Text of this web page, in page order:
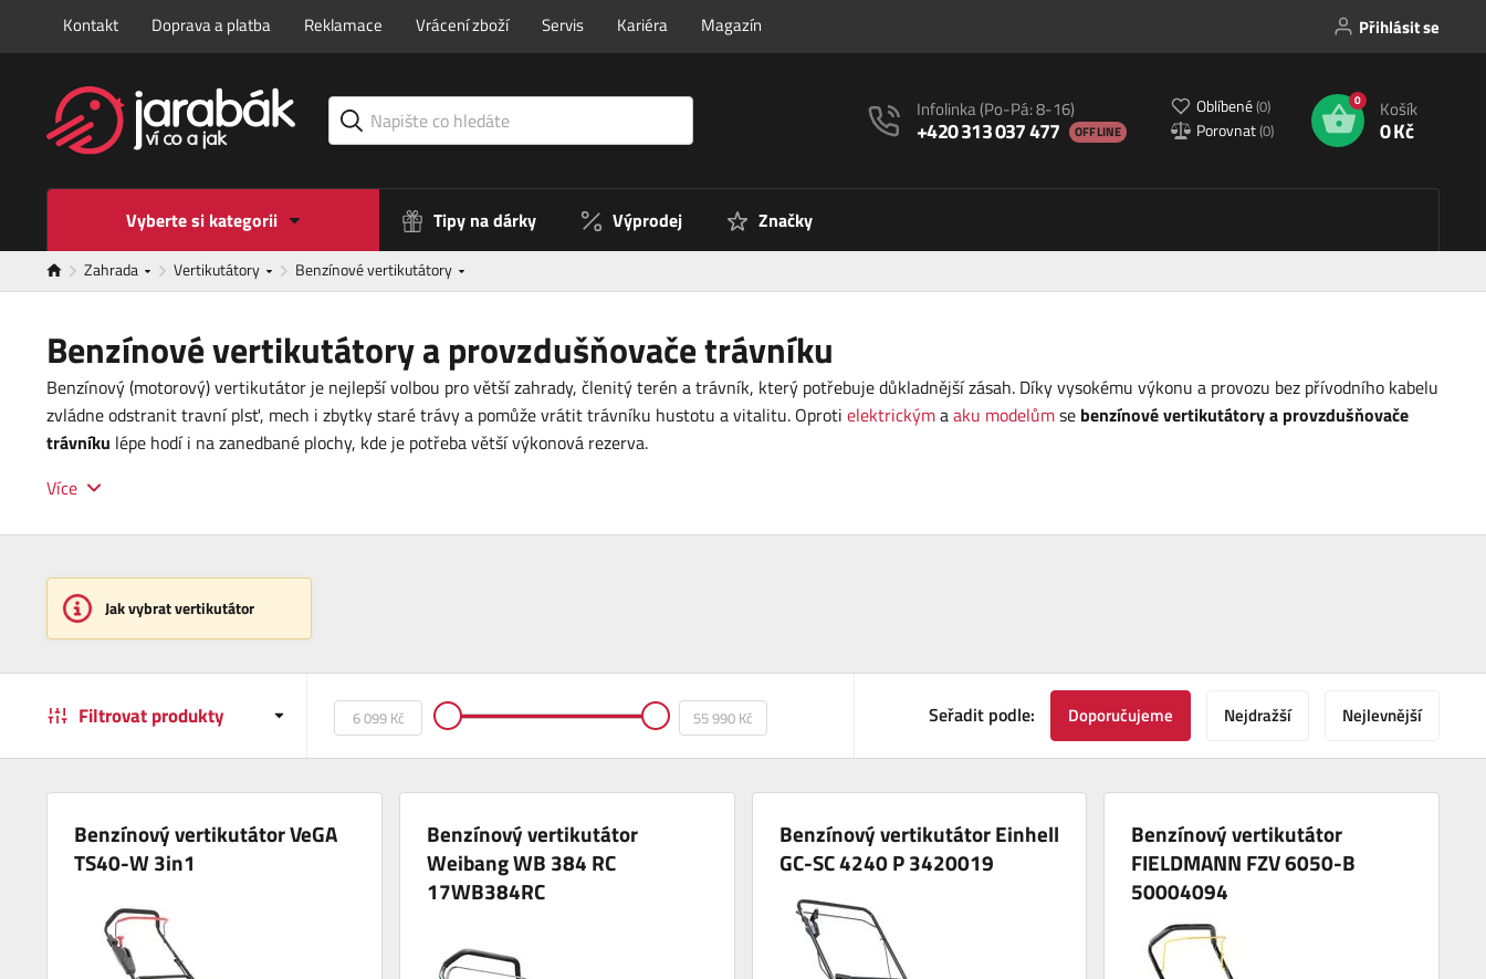
Kontakt Doprava a platba Reklamace Vrácení zboží Servis Kariéra Magazín Přihlásit se
Infolinka(Po-Pá: 8-16)
+420 313 037 477 OFFLINE
Oblíbené(0)
Porovnat(0)
0 Košík
0 Kč
Vyberte si kategorii Tipy na dárky Výprodej Značky
Zahrada Vertikutátory Benzínové vertikutátory
Benzínové vertikutátory a provzdušňovače trávníku
Benzínový (motorový) vertikutátor je nejlepší volbou pro větší zahrady, členitý terén a trávník, který potřebuje důkladnější zásah. Díky vysokému výkonu a provozu bez přívodního kabelu
zvládne odstranit travní plsť, mech i zbytky staré trávy a pomůže vrátit trávníku hustotu a vitalitu. Oproti elektrickýmaaku modelůmse benzínové vertikutátory a provzdušňovače
trávníku lépe hodí i na zanedbané plochy, kde je potřeba větší výkonová rezerva.
Více
Jak vybrat vertikutátor
Filtrovat produkty Seřadit podle: Doporučujeme Nejdražší Nejlevnější
Benzínový vertikutátor VeGA
TS40-W 3in1
Benzínový vertikutátor
Weibang WB 384 RC
17WB384RC
Benzínový vertikutátor Einhell
GC-SC 4240 P 3420019
Benzínový vertikutátor
FIELDMANN FZV 6050-B
50004094